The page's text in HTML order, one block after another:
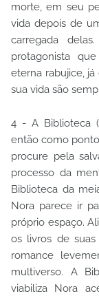
morte, em seu
vida depois de
carregada
protagonista
eterna rabujice,
sua vida são
4 - A Biblioteca
então como
procure pela
processo da
Biblioteca da
Nora parece ir
próprio espaço.
os livros de
romance
multiverso. A
viabiliza Nora